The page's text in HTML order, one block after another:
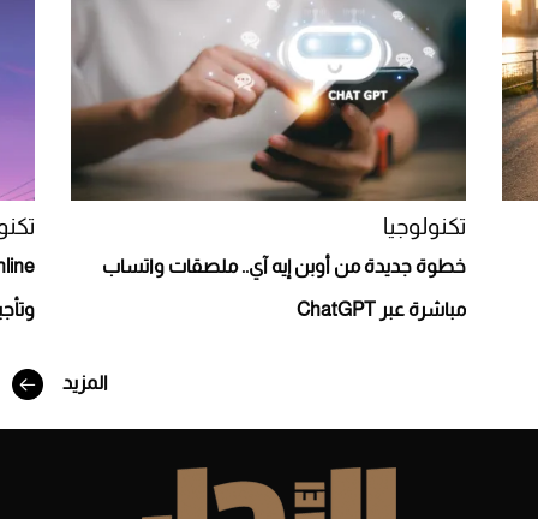
تكنولوجيا
خطوة جديدة من أوبن إيه آي.. ملصقات واتساب
مباشرة عبر ChatGPT
المزيد